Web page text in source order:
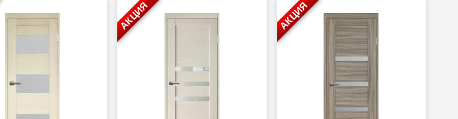
АКЦИЯ АКЦИЯ